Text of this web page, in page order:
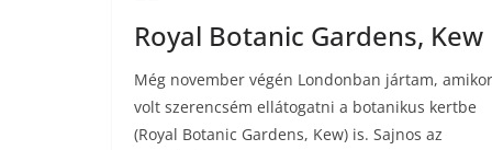
Royal Botanic Gardens, Kew
Még november végén Londonban jártam, amikor
volt szerencsém ellátogatni a botanikus kertbe
(Royal Botanic Gardens, Kew) is. Sajnos az